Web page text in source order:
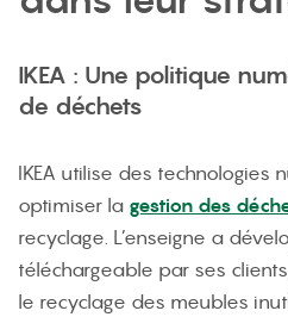
IKEA : Une politique
de déchets
IKEA utilise des technologies
optimiser la gestion des
recyclage. L’enseigne a
téléchargeable par ses
le recyclage des meubles